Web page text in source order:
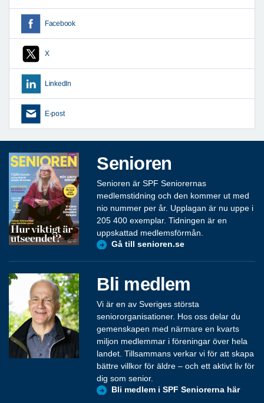
Facebook
X
LinkedIn
E-post
Senioren
Senioren är SPF Seniorernas
medlemstidning och den kommer ut med
nio nummer per år. Upplagan är nu uppe i
205 400 exemplar. Tidningen är en
uppskattad medlemsförmån.
Gå till senioren.se
Bli medlem
Vi är en av Sveriges största
seniororganisationer. Hos oss delar du
gemenskapen med närmare en kvarts
miljon medlemmar i föreningar över hela
landet. Tillsammans verkar vi för att skapa
bättre villkor för äldre – och ett aktivt liv för
dig som senior.
Bli medlem i SPF Seniorerna här